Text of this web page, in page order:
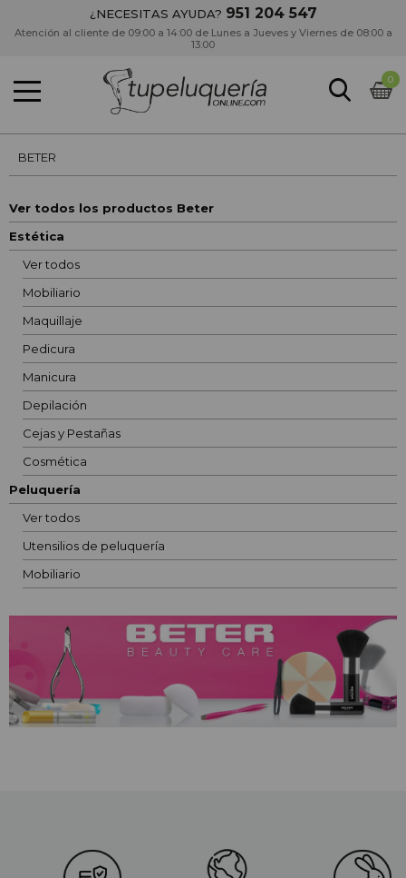
¿NECESITAS AYUDA? 951 204 547
Atención al cliente de 09:00 a 14:00 de Lunes a Jueves y Viernes de 08:00 a
13:00
0
BETER
Ver todos los productos Beter
Estética
Ver todos
Mobiliario
Maquillaje
Pedicura
Manicura
Depilación
Cejas y Pestañas
Cosmética
Peluquería
Ver todos
Utensilios de peluquería
Mobiliario